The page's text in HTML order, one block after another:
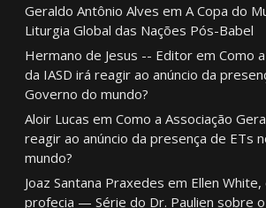
Geraldo Antônio Alves em A Copa do
Liturgia Global das Nações Pós-Babel
Hermano de Jesus -- Editorem Como
da IASD irá reagir ao anúncio da
Governo do mundo?
Aloir Lucas em Como a Associação
reagir ao anúncio da presença de ETs
mundo?
Joaz Santana Praxedes em Ellen
profecia — Série do Dr. Paulien sobre